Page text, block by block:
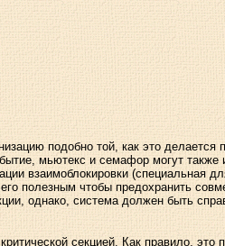
подобно той, как это
мьютекс и семафор могут
взаимоблокировки (специальная
полезным чтобы предохранить
однако, система должен быть
секцией. Как правило,